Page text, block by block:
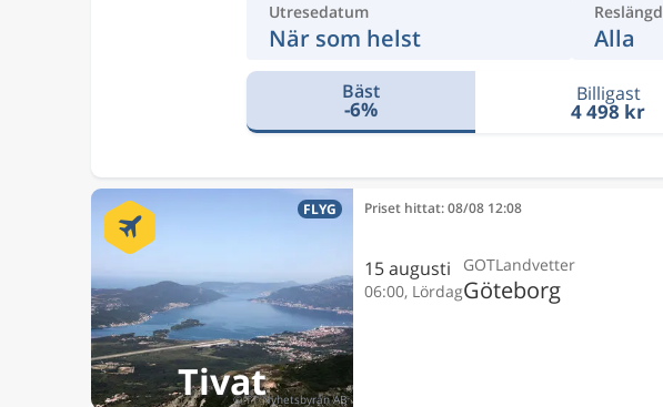
Utresedatum
När som helst
Reslängd
Alla
Bäst
-6%
Billigast
4 498 kr
Tivat
FLYG Priset hittat: 08/08 12:08
15 augusti
06:00, Lördag
GOTLandvetter
Göteborg